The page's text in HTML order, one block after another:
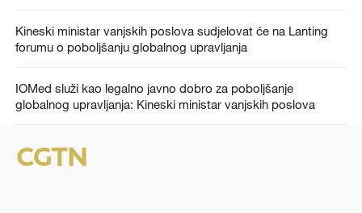
Kineski ministar vanjskih poslova sudjelovat će na Lanting
forumu o poboljšanju globalnog upravljanja
IOMed služi kao legalno javno dobro za poboljšanje
globalnog upravljanja: Kineski ministar vanjskih poslova